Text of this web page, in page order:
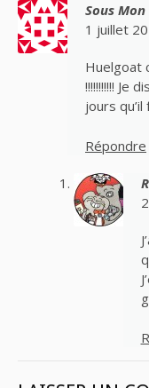
Sous
1 juillet
Huelgoat
!!!!!!!!!!! Je
jours
Répondre